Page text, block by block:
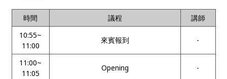
時間 議程
講師
10:55~
11:00
來賓報到 -
11:00~
11:05
Opening -